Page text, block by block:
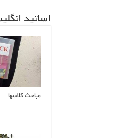
اساتید
مباحث کلاسها